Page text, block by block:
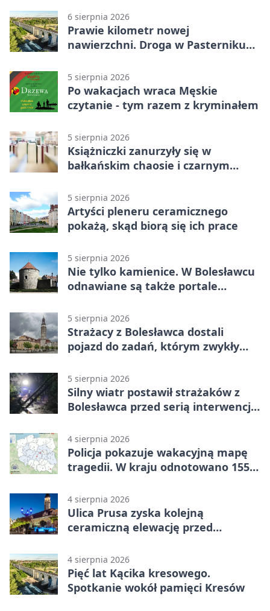
6 sierpnia 2026
Prawie kilometr nowej
nawierzchni. Droga w Pasterniku
5 sierpnia 2026
Po wakacjach wraca Męskie
czytanie - tym razem z kryminałem
5 sierpnia 2026
Książniczki zanurzyły się w
bałkańskim chaosie i czarnym
5 sierpnia 2026
Artyści pleneru ceramicznego
pokażą, skąd biorą się ich prace
5 sierpnia 2026
Nie tylko kamienice. W Bolesławcu
odnawiane są także portale
5 sierpnia 2026
Strażacy z Bolesławca dostali
pojazd do zadań, którym zwykły
5 sierpnia 2026
Silny wiatr postawił strażaków z
Bolesławca przed serią interwencji -
4 sierpnia 2026
Policja pokazuje wakacyjną mapę
tragedii. W kraju odnotowano 155
4 sierpnia 2026
Ulica Prusa zyska kolejną
ceramiczną elewację przed
4 sierpnia 2026
Pięć lat Kącika kresowego.
Spotkanie wokół pamięci Kresów